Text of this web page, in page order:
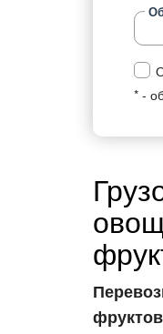
* -
фруктов